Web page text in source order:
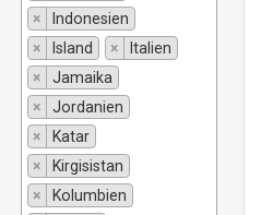
×
Indonesien
×
Island ×
Italien
×
Jamaika
×
Jordanien
×
Katar
×
Kirgisistan
×
Kolumbien